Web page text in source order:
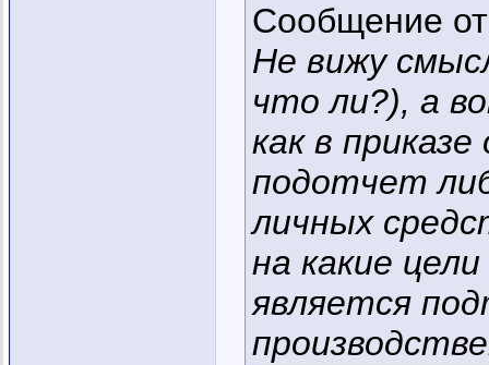
Сообщение
Не вижу
что ли?), а
как в
подотчет
личных
на какие
является